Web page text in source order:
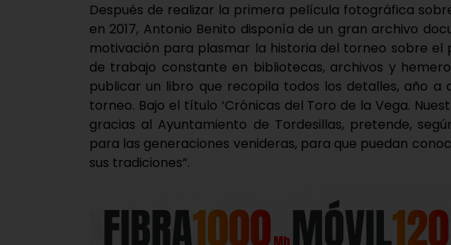
Después de realizar la primera película fotográfica
en 2017, Antonio Benito disponía de un gran archivo
motivación para plasmar la historia del torneo sobre el
de trabajo constante en bibliotecas, archivos y
publicar un libro que recopila todos los detalles, año a
torneo. Bajo el título ‘Crónicas del Toro de la Vega.
gracias al Ayuntamiento de Tordesillas, pretende,
para las generaciones venideras, para que puedan
sus tradiciones”.